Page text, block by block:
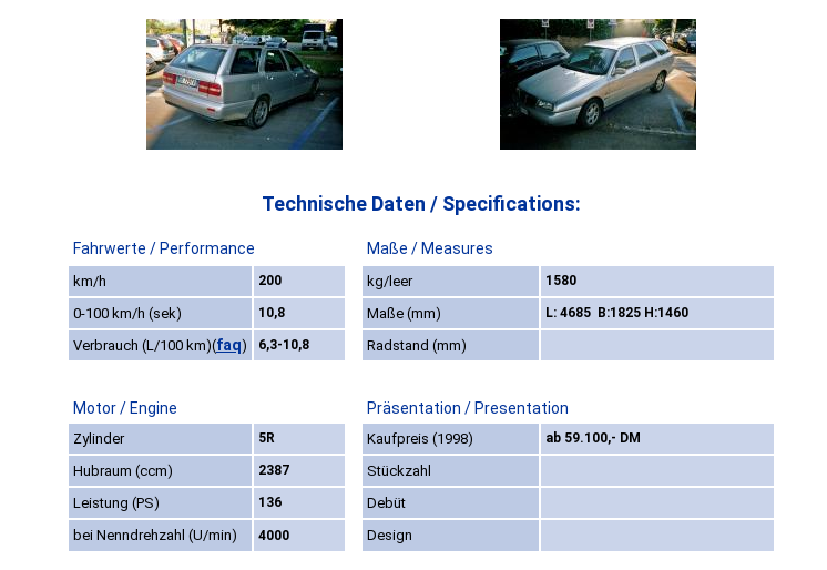
Technische Daten / Specifications:
Fahrwerte / Performance Maße / Measures
km/h 200 kg/leer 1580
0-100 km/h (sek) 10,8 Maße (mm) L: 4685 B:1825 H:1460
Verbrauch (L/100 km)(faq) 6,3-10,8 Radstand (mm)
Motor / Engine Präsentation / Presentation
Zylinder 5R Kaufpreis (1998) ab 59.100,- DM
Hubraum (ccm) 2387
Stückzahl
Leistung (PS)
136
Debüt
bei Nenndrehzahl (U/min)
4000 Design